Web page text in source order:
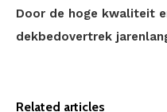
Door de hoge kwaliteit
dekbedovertrek
Related articles